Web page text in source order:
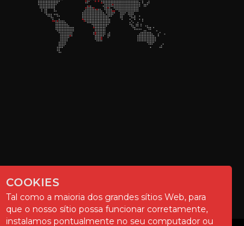
COOKIES
Tal como a maioria dos grandes sítios Web, para
que o nosso sítio possa funcionar corretamente,
instalamos pontualmente no seu computador ou